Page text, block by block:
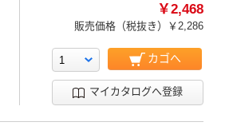
￥2,468
販売価格（税抜き） ￥2,286
カゴへ
マイカタログへ登録